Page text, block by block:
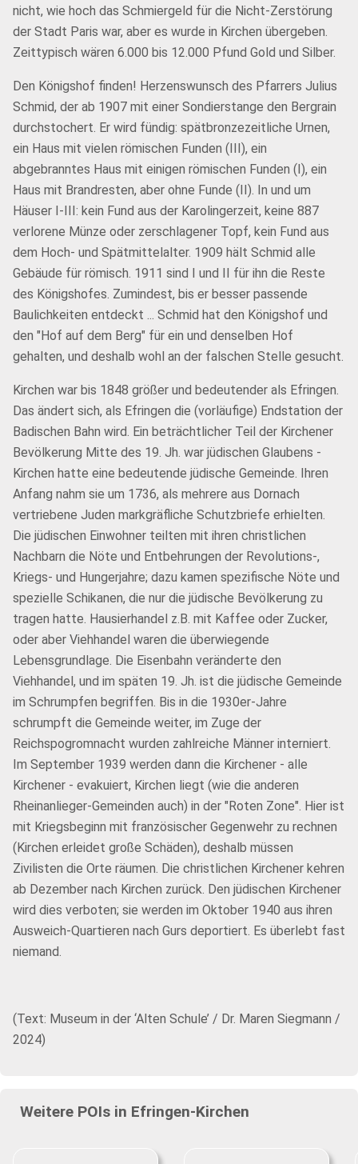
nicht, wie hoch das Schmiergeld für die Nicht-Zerstörung
der Stadt Paris war, aber es wurde in Kirchen übergeben.
Zeittypisch wären 6.000 bis 12.000 Pfund Gold und Silber.
Den Königshof finden! Herzenswunsch des Pfarrers Julius
Schmid, der ab 1907 mit einer Sondierstange den Bergrain
durchstochert. Er wird fündig: spätbronzezeitliche Urnen,
ein Haus mit vielen römischen Funden (III), ein
abgebranntes Haus mit einigen römischen Funden (I), ein
Haus mit Brandresten, aber ohne Funde (II). In und um
Häuser I-III: kein Fund aus der Karolingerzeit, keine 887
verlorene Münze oder zerschlagener Topf, kein Fund aus
dem Hoch- und Spätmittelalter. 1909 hält Schmid alle
Gebäude für römisch. 1911 sind I und II für ihn die Reste
des Königshofes. Zumindest, bis er besser passende
Baulichkeiten entdeckt ... Schmid hat den Königshof und
den "Hof auf dem Berg" für ein und denselben Hof
gehalten, und deshalb wohl an der falschen Stelle gesucht.
Kirchen war bis 1848 größer und bedeutender als Efringen.
Das ändert sich, als Efringen die (vorläufige) Endstation der
Badischen Bahn wird. Ein beträchtlicher Teil der Kirchener
Bevölkerung Mitte des 19. Jh. war jüdischen Glaubens -
Kirchen hatte eine bedeutende jüdische Gemeinde. Ihren
Anfang nahm sie um 1736, als mehrere aus Dornach
vertriebene Juden markgräfliche Schutzbriefe erhielten.
Die jüdischen Einwohner teilten mit ihren christlichen
Nachbarn die Nöte und Entbehrungen der Revolutions-,
Kriegs- und Hungerjahre; dazu kamen spezifische Nöte und
spezielle Schikanen, die nur die jüdische Bevölkerung zu
tragen hatte. Hausierhandel z.B. mit Kaffee oder Zucker,
oder aber Viehhandel waren die überwiegende
Lebensgrundlage. Die Eisenbahn veränderte den
Viehhandel, und im späten 19. Jh. ist die jüdische Gemeinde
im Schrumpfen begriffen. Bis in die 1930er-Jahre
schrumpft die Gemeinde weiter, im Zuge der
Reichspogromnacht wurden zahlreiche Männer interniert.
Im September 1939 werden dann die Kirchener - alle
Kirchener - evakuiert, Kirchen liegt (wie die anderen
Rheinanlieger-Gemeinden auch) in der "Roten Zone". Hier ist
mit Kriegsbeginn mit französischer Gegenwehr zu rechnen
(Kirchen erleidet große Schäden), deshalb müssen
Zivilisten die Orte räumen. Die christlichen Kirchener kehren
ab Dezember nach Kirchen zurück. Den jüdischen Kirchener
wird dies verboten; sie werden im Oktober 1940 aus ihren
Ausweich-Quartieren nach Gurs deportiert. Es überlebt fast
niemand.
(Text: Museum in der ‘Alten Schule’ / Dr. Maren Siegmann /
2024)
Weitere POIs in Efringen-Kirchen